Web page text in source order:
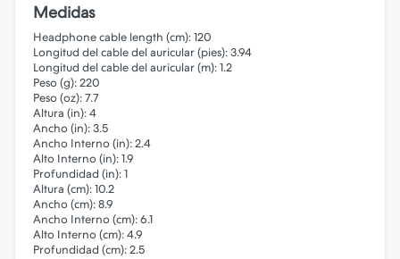
Medidas
Headphone cable length (cm): 120
Longitud del cable del auricular (pies): 3.94
Longitud del cable del auricular (m): 1.2
Peso (g): 220
Peso (oz): 7.7
Altura (in): 4
Ancho (in): 3.5
Ancho Interno (in): 2.4
Alto Interno (in): 1.9
Profundidad (in): 1
Altura (cm): 10.2
Ancho (cm): 8.9
Ancho Interno (cm): 6.1
Alto Interno (cm): 4.9
Profundidad (cm): 2.5